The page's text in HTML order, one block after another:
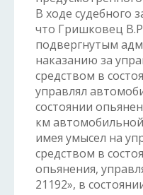
В ходе судебного
что Гришковец
подвергнутым
наказанию за
средством в
управлял
состоянии
км
имея умысел на
средством в
опьянения,
21192», в